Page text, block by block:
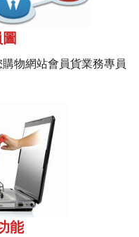
物網站會員貨業務專員
能